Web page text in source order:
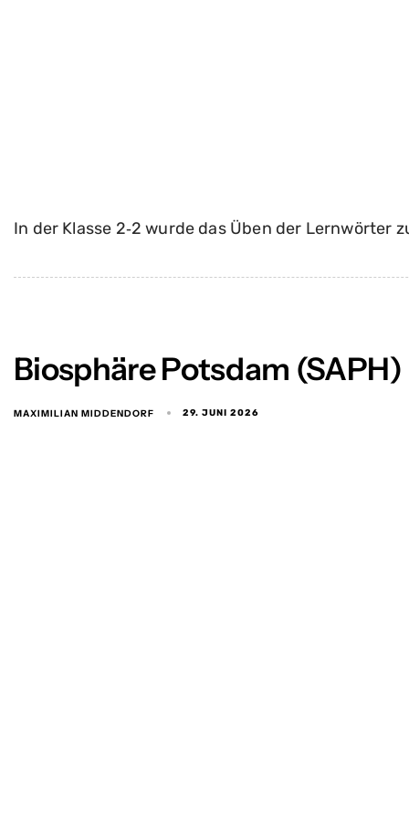
In der Klasse 2‑2 wurde das Üben der Lernwörter
Biosphäre Potsdam (SAPH)
MAXIMILIAN MIDDENDORF 29. JUNI 2026